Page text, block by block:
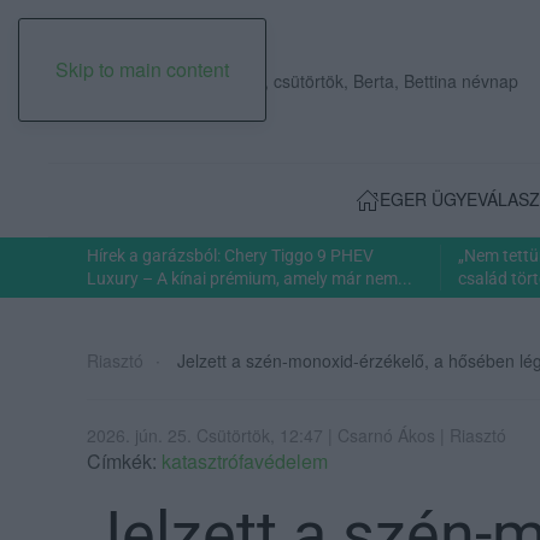
Skip to main content
2026. augusztus 06., csütörtök, Berta, Bettina névnap
EGER ÜGYE
Hírek a garázsból: Chery Tiggo 9 PHEV
Luxury – A kínai prémium, amely már nem...
„Nem
család
Riasztó Jelzett a szén-monoxid-érzékelő, a hősében
2026. jún. 25. Csütörtök, 12:47 | Csarnó Ákos | Riasztó
Címkék: katasztrófavédelem